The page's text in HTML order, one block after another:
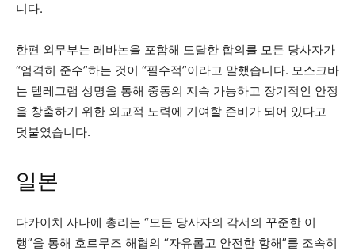
니다.
한편 외무부는 레바논을 포함해 도달한 합의를 모든 당사자가
“엄격히 준수”하는 것이 “필수적”이라고 말했습니다. 모스크바
는 텔레그램 성명을 통해 중동의 지속 가능하고 장기적인 안정
을 창출하기 위한 외교적 노력에 기여할 준비가 되어 있다고
덧붙였습니다.
일본
다카이치 사나에 총리는 “모든 당사자의 각서의 꾸준한 이
행”을 통해 호르무즈 해협의 “자유롭고 안전한 항해”를 조속히